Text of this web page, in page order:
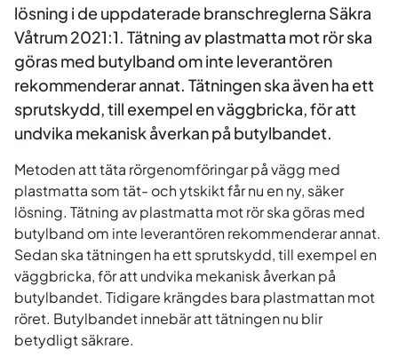
lösning i de uppdaterade branschreglerna Säkra
Våtrum 2021:1. Tätning av plastmatta mot rör ska
göras med butylband om inte leverantören
rekommenderar annat. Tätningen ska även ha ett
sprutskydd, till exempel en väggbricka, för att
undvika mekanisk åverkan på butylbandet.
Metoden att täta rörgenomföringar på vägg med
plastmatta som tät- och ytskikt får nu en ny, säker
lösning. Tätning av plastmatta mot rör ska göras med
butylband om inte leverantören rekommenderar annat.
Sedan ska tätningen ha ett sprutskydd, till exempel en
väggbricka, för att undvika mekanisk åverkan på
butylbandet. Tidigare krängdes bara plastmattan mot
röret. Butylbandet innebär att tätningen nu blir
betydligt säkrare.